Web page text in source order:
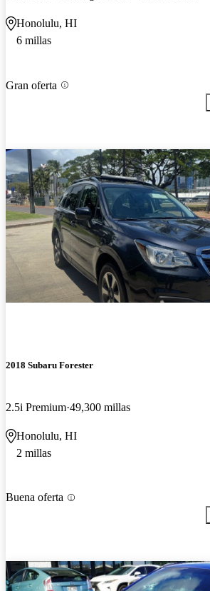
Honolulu, HI
6 millas
Gran oferta
2018 Subaru Forester
2.5i Premium 49,300 millas
Honolulu, HI
2 millas
Buena oferta